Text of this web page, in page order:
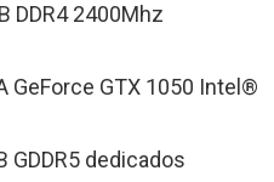
DDR4 2400Mhz
GeForce GTX 1050 Intel®
GDDR5 dedicados